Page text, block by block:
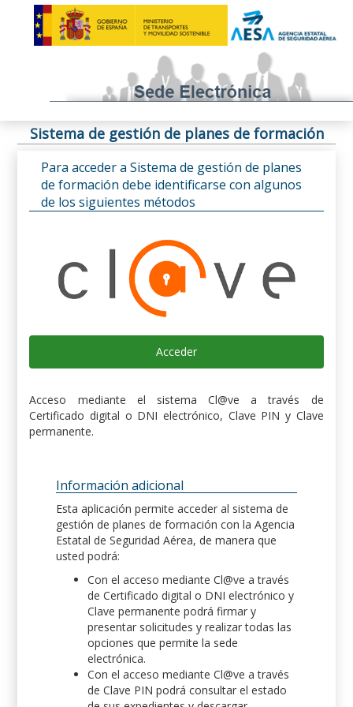
Sistema de gestión de planes de formación
Para acceder a Sistema de gestión de planes
de formación debe identificarse con algunos
de los siguientes métodos
Acceder
Acceso mediante el sistema Cl@ve a través de
Certificado digital o DNI electrónico, Clave PIN y Clave
permanente.
Información adicional
Esta aplicación permite acceder al sistema de
gestión de planes de formación con la Agencia
Estatal de Seguridad Aérea, de manera que
usted podrá:
Con el acceso mediante Cl@ve a través
de Certificado digital o DNI electrónico y
Clave permanente podrá firmar y
presentar solicitudes y realizar todas las
opciones que permite la sede
electrónica.
Con el acceso mediante Cl@ve a través
de Clave PIN podrá consultar el estado